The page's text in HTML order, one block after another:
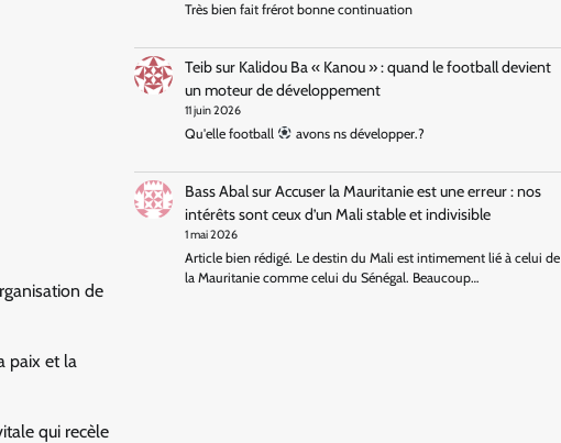
de
paix et la
qui recèle
Très bien fait frérot bonne continuation
Teibsur Kalidou Ba « Kanou » : quand le football devient
un moteur de développement
11 juin 2026
Qu'elle football avons ns développer.?
Bass AbalsurAccuser la Mauritanie est une erreur : nos
intérêts sont ceux d’un Mali stable et indivisible
1 mai 2026
Article bien rédigé. Le destin du Mali est intimement lié à celui de
la Mauritanie comme celui du Sénégal. Beaucoup…